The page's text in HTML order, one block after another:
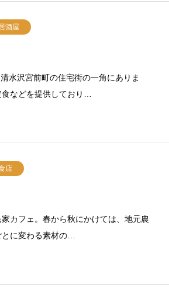
酒屋
水沢宮前町の住宅街の一角にありま
などを提供しており…
店
カフェ。春から秋にかけては、地元農
に変わる素材の…